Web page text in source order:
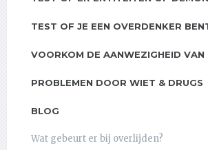
TEST OF JE EEN OVERDENKER
VOORKOM DE AANWEZIGHEID VAN
PROBLEMEN DOOR WIET & DRUGS
BLOG
Wat gebeurt er bij overlijden?